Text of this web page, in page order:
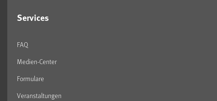
Services
FAQ
Medien-Center
Formulare
Veranstaltungen